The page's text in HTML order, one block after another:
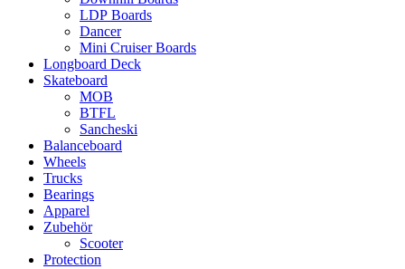
LDP Boards
Dancer
Mini Cruiser Boards
Longboard Deck
Skateboard
MOB
BTFL
Sancheski
Balanceboard
Wheels
Trucks
Bearings
Apparel
Zubehör
Scooter
Protection